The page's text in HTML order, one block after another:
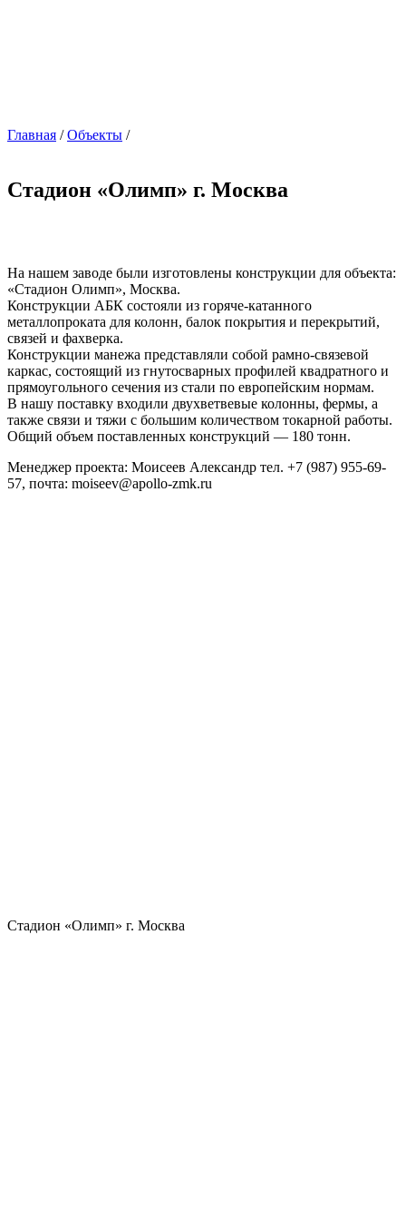
Главная /Объекты /
Стадион «Олимп» г. Москва
На нашем заводе были изготовлены конструкции для объекта:
«Стадион Олимп», Москва.
Конструкции АБК состояли из горяче-катанного
металлопроката для колонн, балок покрытия и перекрытий,
связей и фахверка.
Конструкции манежа представляли собой рамно-связевой
каркас, состоящий из гнутосварных профилей квадратного и
прямоугольного сечения из стали по европейским нормам.
В нашу поставку входили двухветвевые колонны, фермы, а
также связи и тяжи с большим количеством токарной работы.
Общий объем поставленных конструкций — 180 тонн.
Менеджер проекта: Моисеев Александр тел. +7 (987) 955-69-
57, почта: moiseev@apollo-zmk.ru
Стадион «Олимп» г. Москва